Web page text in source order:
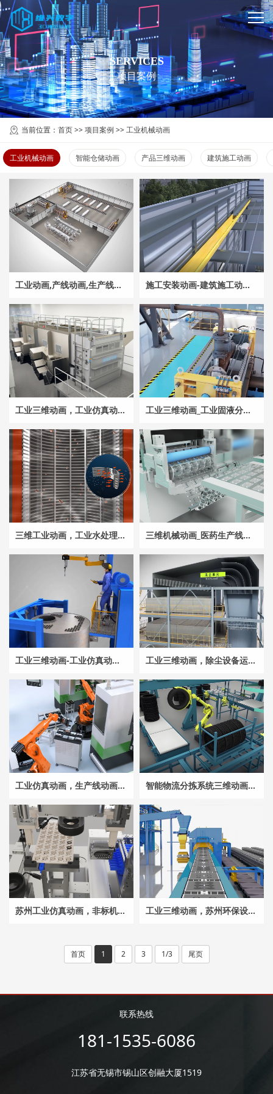
SERVICES
项目案例
当前位置： 首页>>项目案例 >>工业机械动画
工业机械动画 智能仓储动画 产品三维动画 建筑施工动画
工业动画‌,产线动画‌,生产线三维动画‌_常州造粒生产线动画产线仿真动画‌、‌制造流程动画‌、‌工厂动画演示 施工安装动画-建筑施工动画-光伏板安装动画-无锡维兴数字科技
工业三维动画，工业仿真动画,车膜工艺流程动画-机械生产线动画_工业3d数字动画|三维机械动画制作 工业三维动画_工业固液分离设备-工业仿真动画-压滤机动画-污泥脱水设备动画-废气净化设备动画
三维工业动画，工业水处理全工艺流程动画，反冲洗运行全过程3D演示，超滤膜水处理过滤原理动画，‌自清洗过滤器工作原理动画 三维机械动画_医药生产线动画_三维工业动画-全自动理瓶机工作原理动画-医药生产线3D可视化单帧
工业三维动画-工业仿真动画-锅炉三维动画-工艺流程动画_机械设备三维演示报价 工业三维动画，除尘设备运行仿真三维动画-工业废气治理生产线动画展示-环保设备投标演示三维动画
工业仿真动画，生产线动画，加工工艺流程动画，圆棒检验自动化生产线动画，机械三维动画 智能物流分拣系统三维动画，轮胎生产线动画，工业动画，工艺流程动画
苏州工业仿真动画，非标机械动画，生产线动画_物料上料 点胶，工业机械动画 工业三维动画，苏州环保设备工艺流程动画，输送线动画,工业仿真动画，三维机械动画
首页 1 2 3 1/3 尾页
联系热线
181-1535-6086
江苏省无锡市锡山区创融大厦1519